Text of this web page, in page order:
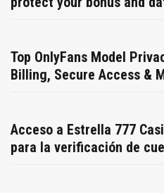
Top OnlyFans Model
Billing, Secure Access &
Acceso a Estrella 777
para la verificación de